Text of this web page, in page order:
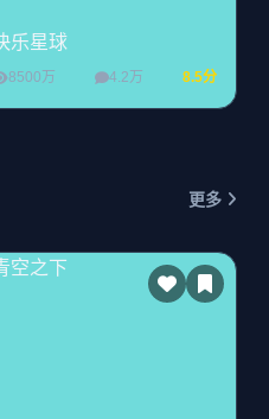
乐星球
8500万 4.2万 8.5分
更多